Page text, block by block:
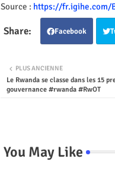
Source : https://fr.igihe.com/
Facebook
PLUS ANCIENNE
Le Rwanda se classe dans les 15
gouvernance #rwanda #RwOT
You May Like